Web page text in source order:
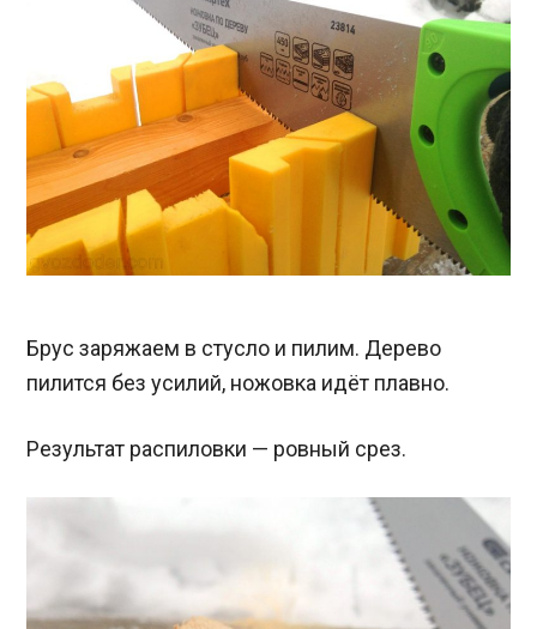
Брус заряжаем в стусло и пилим. Дерево
пилится без усилий, ножовка идёт плавно.
Результат распиловки — ровный срез.